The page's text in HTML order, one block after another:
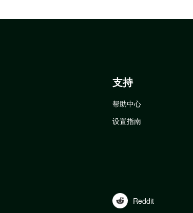
支持
帮助中心
设置指南
Reddit